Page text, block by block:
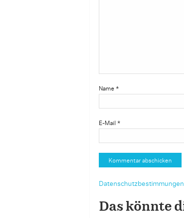
Name *
E-Mail *
Datenschutzbestimmungen
Das könnte